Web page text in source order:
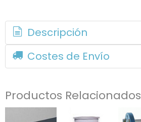
Descripción
Costes de Envío
Productos Relacionados